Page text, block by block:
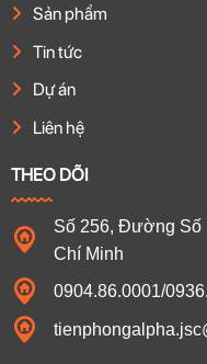
Sản phẩm
Tin tức
Dự án
Liên hệ
THEO DÕI
Số 256, Đường Số
Chí Minh
0904.86.0001/